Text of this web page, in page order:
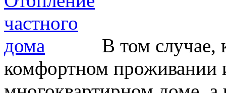
В том случае,
комфортном проживании